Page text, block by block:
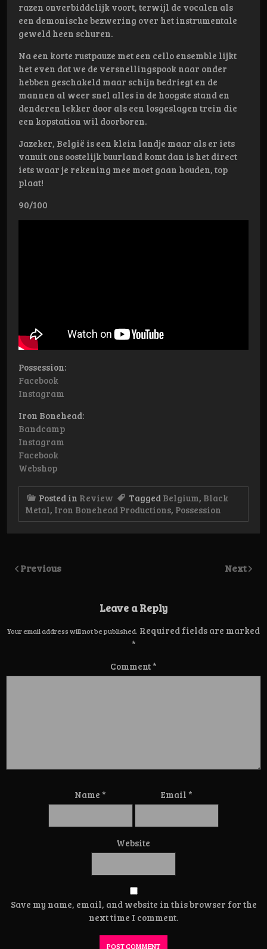
razen onverbiddelijk voort, terwijl de vocalen als
een demonische bezwering over het instrumentale
geweld heen schuren.
Na een korte rustpauze met een cello ensemble lijkt
het even dat we de versnellingspook naar onder
hebben geschakeld maar schijn bedriegt en de
mannen al weer snel alles in de hoogste stand en
denderen lekker door als een losgeslagen trein die
een kopstation wil doorboren.
Jazeker, België is een klein landje maar als er iets
vanuit ons oostelijk buurland komt dan is het direct
iets waar je rekening mee moet gaan houden, top
plaat!
90/100
Possession:
Facebook
Instagram
Iron Bonehead:
Bandcamp
Instagram
Facebook
Webshop
Posted in Review Tagged Belgium, Black
Metal, Iron Bonehead Productions, Possession
Previous Next
Leave a Reply
Your email address will not be published. Required fields are marked
*
Comment*
Name* Email *
Website
Save my name, email, and website in this browser for the
next time I comment.